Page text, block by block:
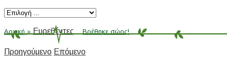
Αρχική » Ευρεθέντες Βρέθηκε σώος!
Προηγούμενο Επόμενο